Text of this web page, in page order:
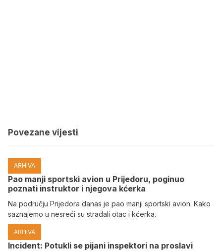
Povezane vijesti
ARHIVA
Pao manji sportski avion u Prijedoru, poginuo
poznati instruktor i njegova kćerka
Na području Prijedora danas je pao manji sportski avion. Kako
saznajemo u nesreći su stradali otac i kćerka.
ARHIVA
Incident: Potukli se pijani inspektori na proslavi